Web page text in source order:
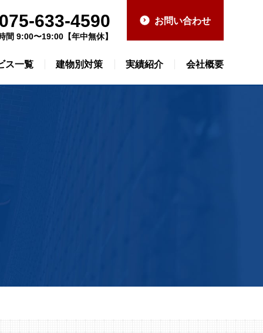
ス一覧 建物別対策 実績紹介 会社概要
633-4590
間 9:00〜19:00【年中無休】
お問い合わせ